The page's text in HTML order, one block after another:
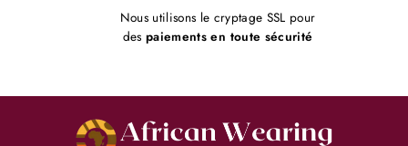
Nous utilisons le cryptage SSL pour
despaiements en toute sécurité